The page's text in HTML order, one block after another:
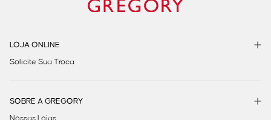
LOJA ONLINE
Solicite Sua Troca
SOBRE A GREGORY